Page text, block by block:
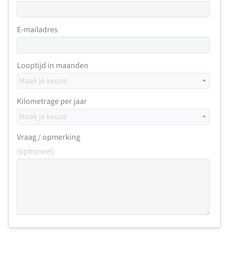
E-mailadres
Looptijd in maanden
Kilometrage per jaar
Vraag / opmerking
(optioneel)